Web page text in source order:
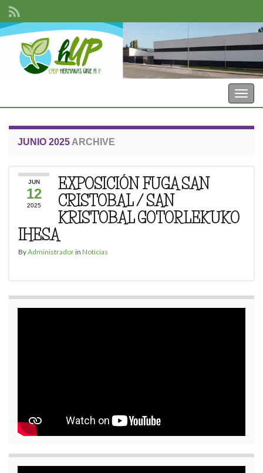
JUNIO 2025 ARCHIVE
JUN
12
2025
EXPOSICIÓN FUGA SAN
CRISTOBAL / SAN
KRISTOBAL GOTORLEKUKO
IHESA
ByAdministradorin Noticias